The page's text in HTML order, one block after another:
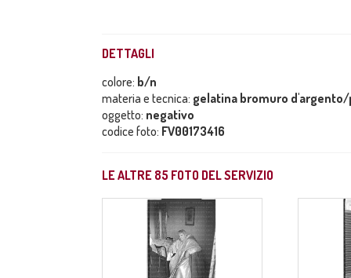
DETTAGLI
colore: b/n
materia e tecnica: gelatina bromuro
oggetto: negativo
codice foto: FV00173416
LE ALTRE 85 FOTO DEL SERVIZIO